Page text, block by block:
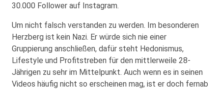
30.000 Follower auf Instagram.
Um nicht falsch verstanden zu werden. Im besonderen
Herzberg ist kein Nazi. Er würde sich nie einer
Gruppierung anschließen, dafür steht Hedonismus,
Lifestyle und Profitstreben für den mittlerweile 28-
Jährigen zu sehr im Mittelpunkt. Auch wenn es in seinen
Videos häufig nicht so erscheinen mag, ist er doch fernab